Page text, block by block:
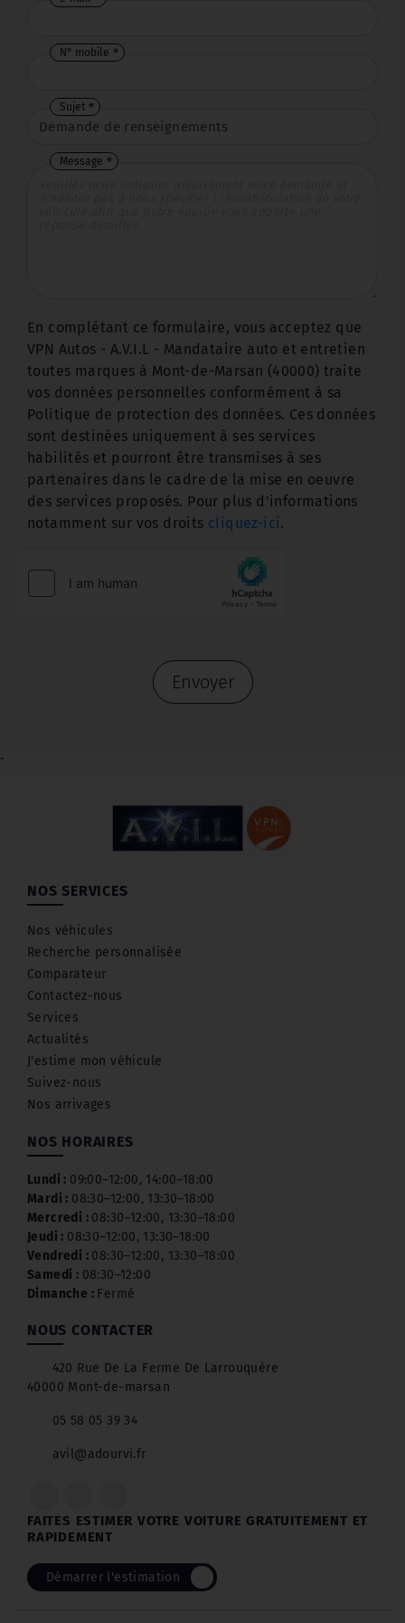
N° mobile
Sujet
Message
En complétant ce formulaire, vous acceptez que
VPN Autos - A.V.I.L - Mandataire auto et entretien
toutes marques à Mont-de-Marsan (40000) traite
vos données personnelles conformément à sa
Politique de protection des données. Ces données
sont destinées uniquement à ses services
habilités et pourront être transmises à ses
partenaires dans le cadre de la mise en oeuvre
des services proposés. Pour plus d'informations
notamment sur vos droits cliquez-ici.
Envoyer
`
NOS SERVICES
Nos véhicules
Recherche personnalisée
Comparateur
Contactez-nous
Services
Actualités
J'estime mon véhicule
Suivez-nous
Nos arrivages
NOS HORAIRES
Lundi : 09:00–12:00, 14:00–18:00
Mardi : 08:30–12:00, 13:30–18:00
Mercredi : 08:30–12:00, 13:30–18:00
Jeudi : 08:30–12:00, 13:30–18:00
Vendredi : 08:30–12:00, 13:30–18:00
Samedi : 08:30–12:00
Dimanche : Fermé
NOUS CONTACTER
420 Rue De La Ferme De Larrouquère
40000 Mont-de-marsan
05 58 05 39 34
avil@adourvi.fr
FAITES ESTIMER VOTRE VOITURE GRATUITEMENT ET
RAPIDEMENT
Démarrer l'estimation